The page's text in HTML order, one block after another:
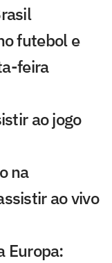
futebol e
feira
ao jogo
na
ao vivo
Europa: